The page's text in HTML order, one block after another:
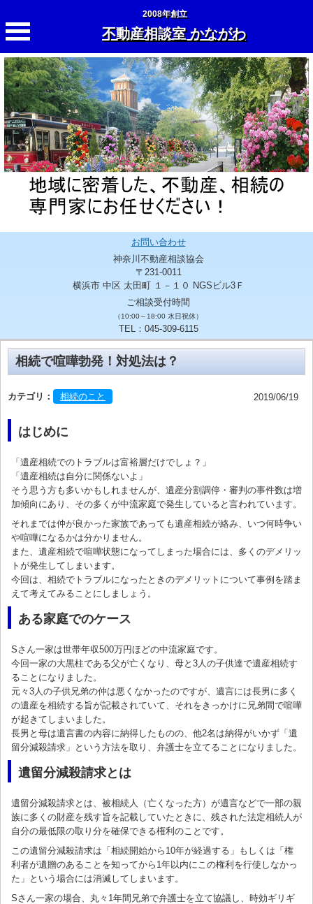
2008年創立
不動産相談室 かながわ
お問い合わせ
神奈川不動産相談協会
〒231-0011
横浜市 中区 太田町 １－１０ NGSビル3Ｆ
ご相談受付時間
（10:00～18:00 水日祝休）
TEL：045-309-6115
相続で喧嘩勃発！対処法は？
カテゴリ： 相続のこと 2019/06/19
はじめに
「遺産相続でのトラブルは富裕層だけでしょ？」
「遺産相続は自分に関係ないよ」
そう思う方も多いかもしれませんが、遺産分割調停・審判の事件数は増
加傾向にあり、その多くが中流家庭で発生していると言われています。
それまでは仲が良かった家族であっても遺産相続が絡み、いつ何時争い
や喧嘩になるかは分かりません。
また、遺産相続で喧嘩状態になってしまった場合には、多くのデメリッ
トが発生してしまいます。
今回は、相続でトラブルになったときのデメリットについて事例を踏ま
えて考えてみることにしましょう。
ある家庭でのケース
Sさん一家は世帯年収500万円ほどの中流家庭です。
今回一家の大黒柱である父が亡くなり、母と3人の子供達で遺産相続す
ることになりました。
元々3人の子供兄弟の仲は悪くなかったのですが、遺言には長男に多く
の遺産を相続する旨が記載されていて、それをきっかけに兄弟間で喧嘩
が起きてしまいました。
長男と母は遺言書の内容に納得したものの、他2名は納得がいかず「遺
留分減殺請求」という方法を取り、弁護士を立てることになりました。
遺留分減殺請求とは
遺留分減殺請求とは、被相続人（亡くなった方）が遺言などで一部の親
族に多くの財産を残す旨を記載していたときに、残された法定相続人が
自分の最低限の取り分を確保できる権利のことです。
この遺留分減殺請求は「相続開始から10年が経過する」もしくは「権
利者が遺贈のあることを知ってから1年以内にこの権利を行使しなかっ
た」という場合には消滅してしまいます。
Sさん一家の場合、丸々1年間兄弟で弁護士を立て協議し、時効ギリギ